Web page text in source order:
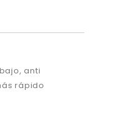
anti
rápido